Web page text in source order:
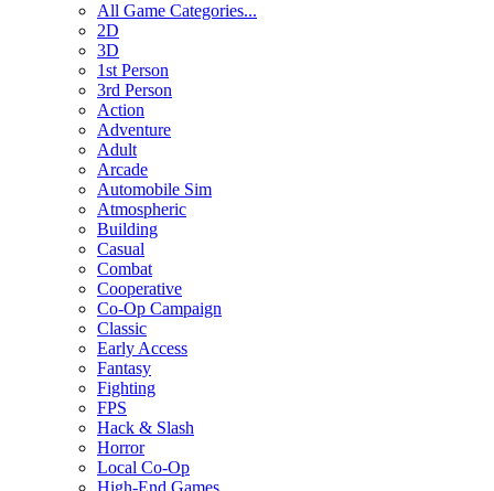
All Game Categories...
2D
3D
1st Person
3rd Person
Action
Adventure
Adult
Arcade
Automobile Sim
Atmospheric
Building
Casual
Combat
Cooperative
Co-Op Campaign
Classic
Early Access
Fantasy
Fighting
FPS
Hack & Slash
Horror
Local Co-Op
High-End Games